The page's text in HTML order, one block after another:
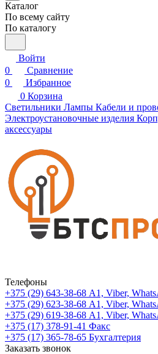
Каталог
По всему сайту
По каталогу
Войти
0
Сравнение
0
Избранное
0 Корзина
Светильники Лампы Кабели и
Электроустановочные изделия
аксессуары
Телефоны
+375 (29) 643-38-68 А1, Viber,
+375 (29) 623-38-68 А1, Viber,
+375 (29) 619-38-68 А1, Viber,
+375 (17) 378-91-41 Факс
+375 (17) 365-78-65 Бухгалтерия
Заказать звонок